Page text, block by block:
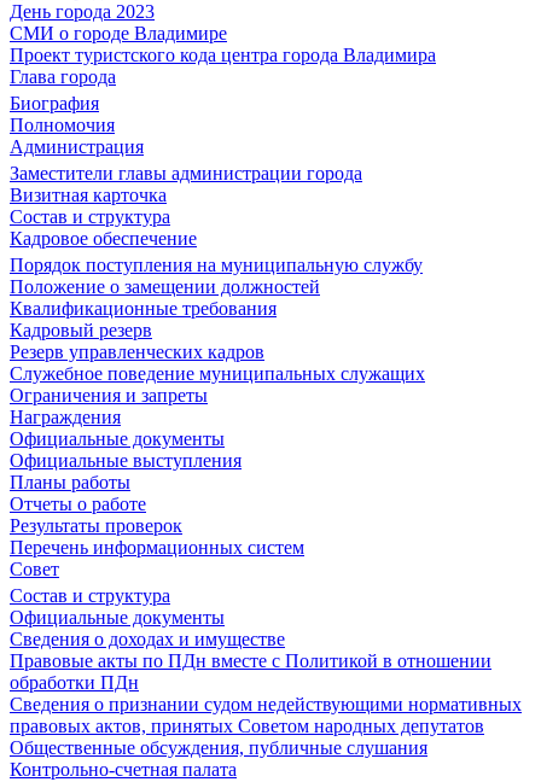
День города 2023
СМИ о городе Владимире
Проект туристского кода центра города Владимира
Глава города
Биография
Полномочия
Администрация
Заместители главы администрации города
Визитная карточка
Состав и структура
Кадровое обеспечение
Порядок поступления на муниципальную службу
Положение о замещении должностей
Квалификационные требования
Кадровый резерв
Резерв управленческих кадров
Служебное поведение муниципальных служащих
Ограничения и запреты
Награждения
Официальные документы
Официальные выступления
Планы работы
Отчеты о работе
Результаты проверок
Перечень информационных систем
Совет
Состав и структура
Официальные документы
Сведения о доходах и имуществе
Правовые акты по ПДн вместе с Политикой в отношении
обработки ПДн
Сведения о признании судом недействующими нормативных
правовых актов, принятых Советом народных депутатов
Общественные обсуждения, публичные слушания
Контрольно-счетная палата